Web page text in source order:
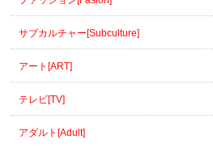
サブカルチャー[Subculture]
アート[ART]
テレビ[TV]
アダルト[Adult]